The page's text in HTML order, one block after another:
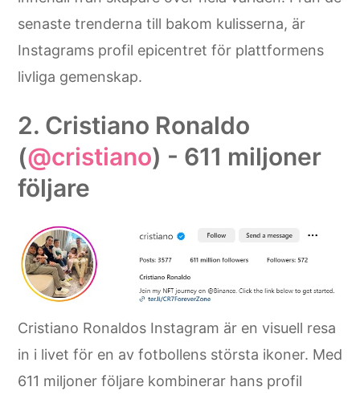
senaste trenderna till bakom kulisserna, är
Instagrams profil epicentret för plattformens
livliga gemenskap.
2. Cristiano Ronaldo
(@cristiano) - 611 miljoner
följare
Cristiano Ronaldos Instagram är en visuell resa
in i livet för en av fotbollens största ikoner. Med
611 miljoner följare kombinerar hans profil